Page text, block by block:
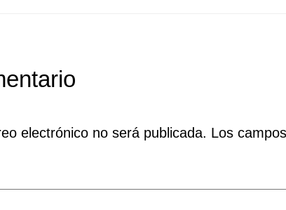
electrónico no será publicada. Los